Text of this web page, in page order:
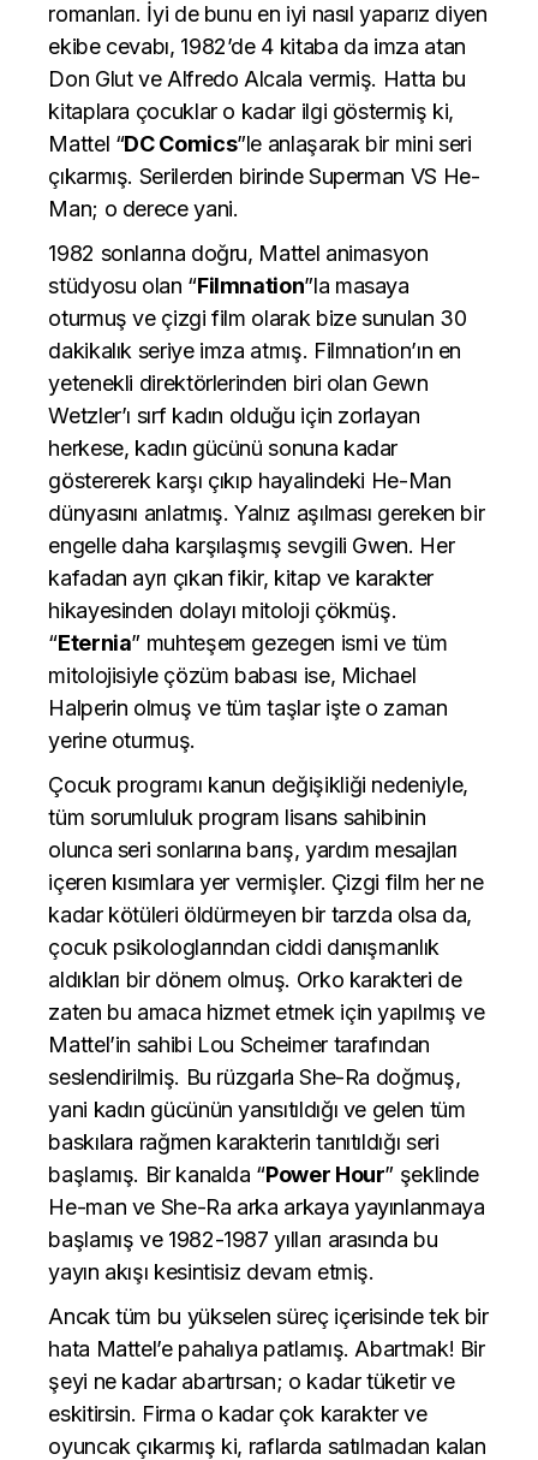
romanları. İyi de bunu en iyi nasıl yaparız diyen
ekibe cevabı, 1982’de 4 kitaba da imza atan
Don Glut ve Alfredo Alcala vermiş. Hatta bu
kitaplara çocuklar o kadar ilgi göstermiş ki,
Mattel “DC Comics”le anlaşarak bir mini seri
çıkarmış. Serilerden birinde Superman VS He-
Man; o derece yani.
1982 sonlarına doğru, Mattel animasyon
stüdyosu olan “Filmnation”la masaya
oturmuş ve çizgi film olarak bize sunulan 30
dakikalık seriye imza atmış. Filmnation’ın en
yetenekli direktörlerinden biri olan Gewn
Wetzler’ı sırf kadın olduğu için zorlayan
herkese, kadın gücünü sonuna kadar
göstererek karşı çıkıp hayalindeki He-Man
dünyasını anlatmış. Yalnız aşılması gereken bir
engelle daha karşılaşmış sevgili Gwen. Her
kafadan ayrı çıkan fikir, kitap ve karakter
hikayesinden dolayı mitoloji çökmüş.
“Eternia” muhteşem gezegen ismi ve tüm
mitolojisiyle çözüm babası ise, Michael
Halperin olmuş ve tüm taşlar işte o zaman
yerine oturmuş.
Çocuk programı kanun değişikliği nedeniyle,
tüm sorumluluk program lisans sahibinin
olunca seri sonlarına barış, yardım mesajları
içeren kısımlara yer vermişler. Çizgi film her ne
kadar kötüleri öldürmeyen bir tarzda olsa da,
çocuk psikologlarından ciddi danışmanlık
aldıkları bir dönem olmuş. Orko karakteri de
zaten bu amaca hizmet etmek için yapılmış ve
Mattel’in sahibi Lou Scheimer tarafından
seslendirilmiş. Bu rüzgarla She-Ra doğmuş,
yani kadın gücünün yansıtıldığı ve gelen tüm
baskılara rağmen karakterin tanıtıldığı seri
başlamış. Bir kanalda “Power Hour” şeklinde
He-man ve She-Ra arka arkaya yayınlanmaya
başlamış ve 1982-1987 yılları arasında bu
yayın akışı kesintisiz devam etmiş.
Ancak tüm bu yükselen süreç içerisinde tek bir
hata Mattel’e pahalıya patlamış. Abartmak! Bir
şeyi ne kadar abartırsan; o kadar tüketir ve
eskitirsin. Firma o kadar çok karakter ve
oyuncak çıkarmış ki, raflarda satılmadan kalan